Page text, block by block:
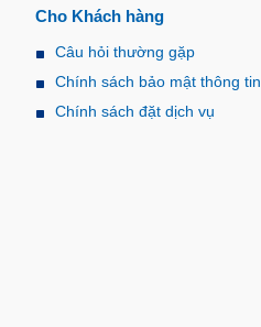
Cho Khách hàng
Câu hỏi thường gặp
Chính sách bảo mật thông tin
Chính sách đặt dịch vụ